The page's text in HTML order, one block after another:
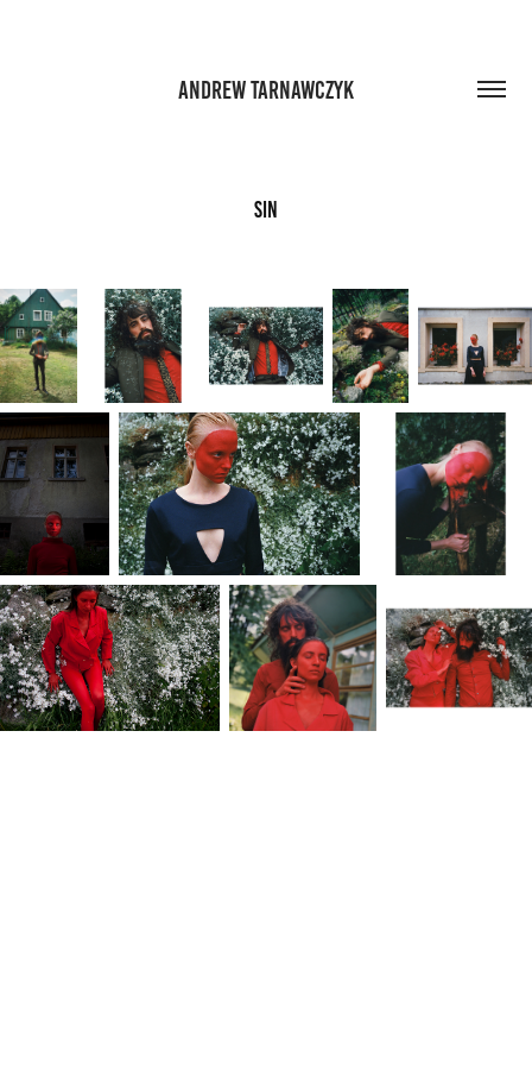
ANDREW TARNAWCZYK
Sin